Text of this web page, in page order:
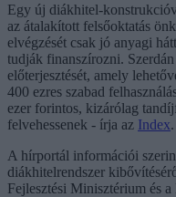
Egy új diákhitel-
az átalakított felsőoktatás
elvégzését csak jó anyagi
tudják finanszírozni.
előterjesztését, amely
400 ezres szabad
ezer forintos, kizárólag
felvehessenek - írja az Index.
A hírportál információi
diákhitelrendszer
Fejlesztési Minisztérium és